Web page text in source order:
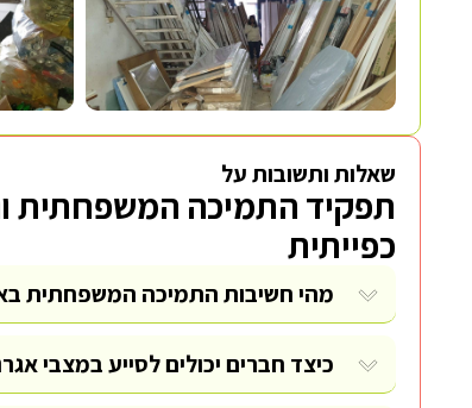
שאלות ותשובות על
תפקיד התמיכה המשפחתית
כפייתית
מהי חשיבות התמיכה המשפחתית
כיצד חברים יכולים לסייע במצבי